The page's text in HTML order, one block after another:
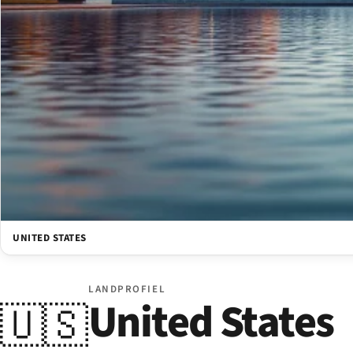
UNITED STATES
🇺🇸
LANDPROFIEL
United States